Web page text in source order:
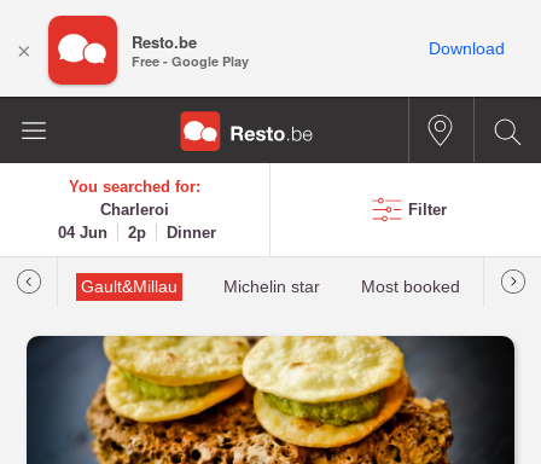
You searched for:
Charleroi
04 Jun
2p Dinner
Filter
Gault&Millau Michelin star Most booked Best
× Resto.be
Free - Google Play
Download